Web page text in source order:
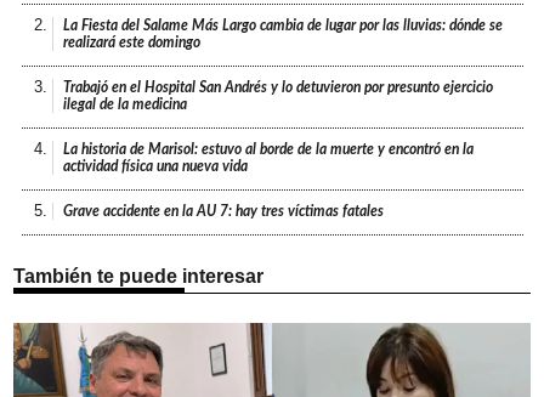
2.
La Fiesta del Salame Más Largo cambia de lugar por las lluvias: dónde se
realizará este domingo
3.
Trabajó en el Hospital San Andrés y lo detuvieron por presunto ejercicio
ilegal de la medicina
4.
La historia de Marisol: estuvo al borde de la muerte y encontró en la
actividad física una nueva vida
5. Grave accidente en la AU 7: hay tres víctimas fatales
También te puede interesar